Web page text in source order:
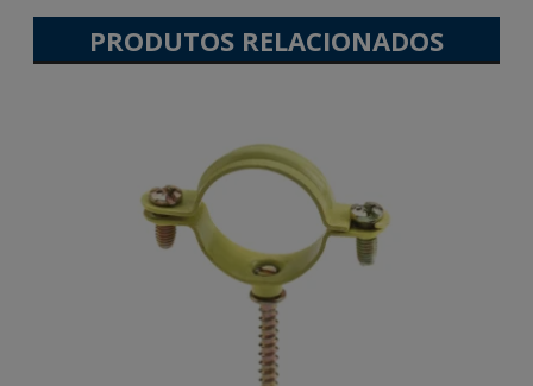
PRODUTOS RELACIONADOS